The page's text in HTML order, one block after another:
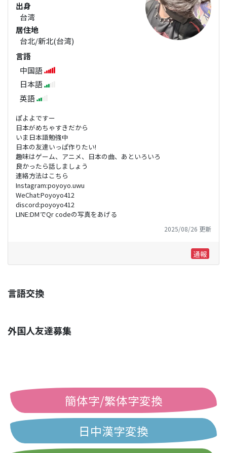
出身
台湾
居住地
台北/新北(台湾)
言語
中国語
日本語
英語
ぽよよですー
日本がめちゃすきだから
いま日本語勉強中
日本の友達いっぱ作りたい!
趣味はゲーム、アニメ、日本の曲、あといろいろ
良かったら話しましょう
連絡方法はこちら
Instagram:poyoyo.uwu
WeChat:Poyoyo412
discord:poyoyo412
LINE:DMでQr codeの写真をあげる
2025/08/26 更新
通報
言語交換
外国人友達募集
簡体字/繁体字変換
日中漢字変換